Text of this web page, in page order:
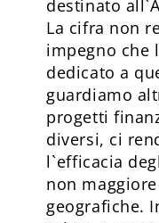
destinato
La cifra non
impegno che
dedicato a
guardiamo
progetti
diversi, ci
l`efficacia
non
geografiche.